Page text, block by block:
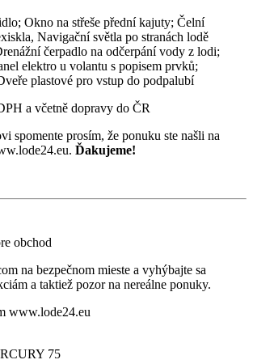
Okno na střeše přední kajuty; Čelní
Navigační světla po stranách lodě
čerpadlo na odčerpání vody z lodi;
elektro u volantu s popisem prvků;
plastové pro vstup do podpalubí
a včetně dopravy do ČR
spomente prosím, že ponuku ste našli na
Ďakujeme!
obchod
na bezpečnom mieste a vyhýbajte sa
a taktiež pozor na nereálne ponuky.
www.lode24.eu